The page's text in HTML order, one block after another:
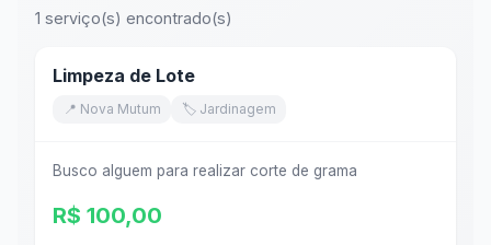
1 serviço(s) encontrado(s)
Limpeza de Lote
📍 Nova Mutum 🏷️ Jardinagem
Busco alguem para realizar corte de grama
R$ 100,00